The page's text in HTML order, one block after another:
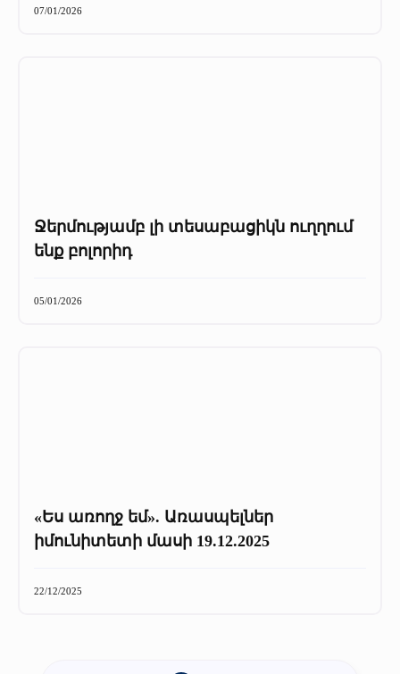
07/01/2026
Ջերմությամբ լի տեսաբացիկն ուղղում
ենք բոլորիդ
05/01/2026
«Ես առողջ եմ». Առասպելներ
իմունիտետի մասի 19.12.2025
22/12/2025